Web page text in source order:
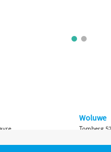
Woluwe
Tomberg
Namur